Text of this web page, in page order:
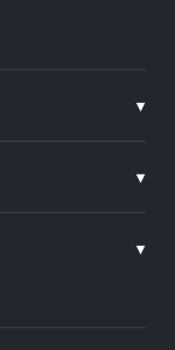
▾
▾
▾